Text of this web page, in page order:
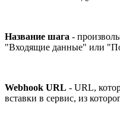
Название шага -
"Входящие данные" или
Webhook URL - URL,
вставки в сервис, из